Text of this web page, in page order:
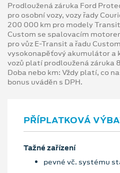
Prodloužená záruka Ford
pro osobní vozy, vozy řady
200 000 km pro modely
Custom se spalovacím
pro vůz E-Transit a řadu
vysokonapěťový akumulátor a
vozů platí prodloužená záruka
Doba nebo km: Vždy platí, co
bonus uváděn s DPH.
PŘÍPLATKOVÁ
Tažné zařízení
pevné vč. systému